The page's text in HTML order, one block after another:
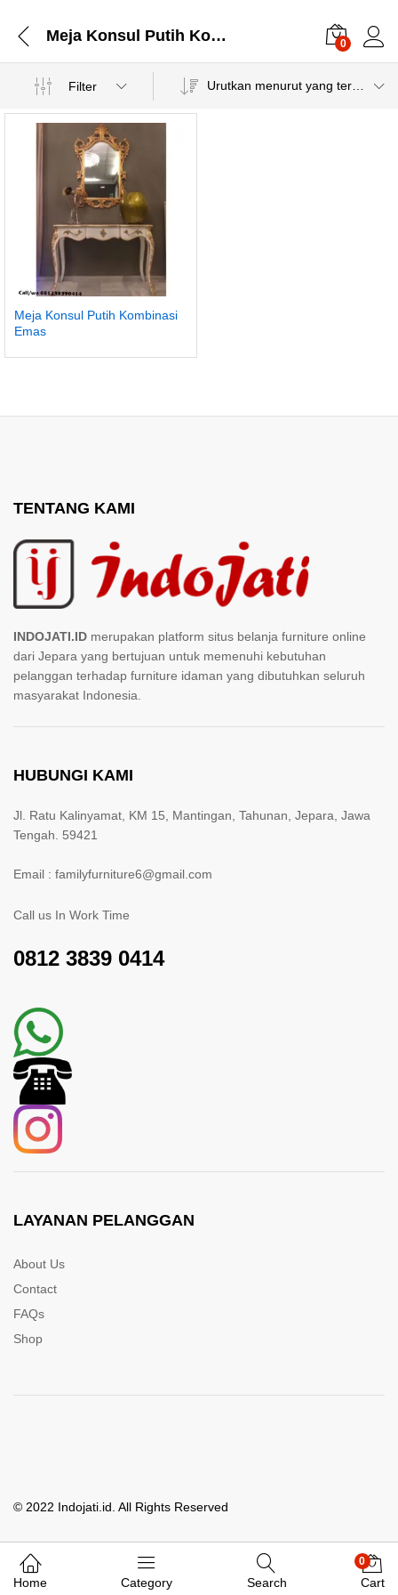
Meja Konsul Putih Kombinasi 0
Filter
Meja Konsul Putih Kombinasi
Emas
Whatsapp Kami
TENTANG KAMI
INDOJATI.ID merupakan platform situs belanja furniture online
dari Jepara yang bertujuan untuk memenuhi kebutuhan
pelanggan terhadap furniture idaman yang dibutuhkan seluruh
masyarakat Indonesia.
HUBUNGI KAMI
Jl. Ratu Kalinyamat, KM 15, Mantingan, Tahunan, Jepara, Jawa
Tengah. 59421
Email : familyfurniture6@gmail.com
Call us In Work Time
0812 3839 0414
LAYANAN PELANGGAN
About Us
Contact
FAQs
Shop
© 2022 Indojati.id. All Rights Reserved
Home Category Search
0
Cart